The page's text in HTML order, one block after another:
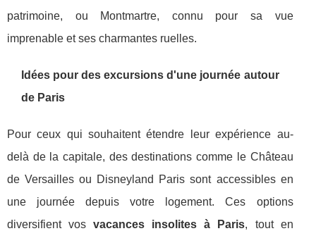
patrimoine, ou Montmartre, connu pour sa vue
imprenable et ses charmantes ruelles.
Idées pour des excursions d'une journée autour
de Paris
Pour ceux qui souhaitent étendre leur expérience au-
delà de la capitale, des destinations comme le Château
de Versailles ou Disneyland Paris sont accessibles en
une journée depuis votre logement. Ces options
diversifient vosvacances insolites à Paris, tout en